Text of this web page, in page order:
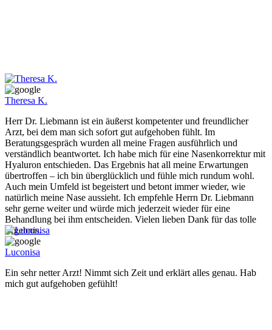
Theresa K.
Herr Dr. Liebmann ist ein äußerst kompetenter und freundlicher
Arzt, bei dem man sich sofort gut aufgehoben fühlt. Im
Beratungsgespräch wurden all meine Fragen ausführlich und
verständlich beantwortet. Ich habe mich für eine Nasenkorrektur mit
Hyaluron entschieden. Das Ergebnis hat all meine Erwartungen
übertroffen – ich bin überglücklich und fühle mich rundum wohl.
Auch mein Umfeld ist begeistert und betont immer wieder, wie
natürlich meine Nase aussieht. Ich empfehle Herrn Dr. Liebmann
sehr gerne weiter und würde mich jederzeit wieder für eine
Behandlung bei ihm entscheiden. Vielen lieben Dank für das tolle
Ergebnis.
Luconisa
Ein sehr netter Arzt! Nimmt sich Zeit und erklärt alles genau. Hab
mich gut aufgehoben gefühlt!